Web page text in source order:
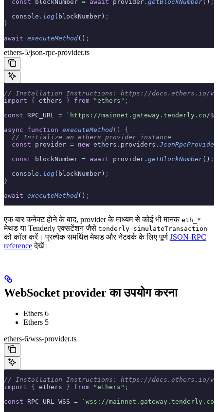
  const
blockNumber = await provider . getBlockNumber() ;
  console
. log(blockNumber) ;
}
await executeMethod() ;
ethers-5/json-rpc-provider.ts
// Installation Instructions: https://docs.ethers.io/
import { ethers } from "ethers" ;
const RPC_URL = `https://mainnet.gateway.tenderly.co/${
async function executeMethod()
{
  // Initialize an ethers provider instance
  const
provider = new ethers . providers . JsonRpcProvider
  const
blockNumber = await provider . getBlockNumber() ;
  console
. log(blockNumber) ;
}
await executeMethod() ;
एक बार कनेक्ट होने के बाद, provider के माध्यम से कोई भी मानक eth_*
मेथड या Tenderly एक्सटेंशन जैसे tenderly_simulateTransaction
को कॉल करें। प्रत्येक समर्थित मेथड और नेटवर्क के लिए पूर्ण JSON-RPC
referenceदेखें।
WebSocket provider का उपयोग करना
Ethers 6
Ethers 5
ethers-6/wss-provider.ts
// Installation Instructions: https://docs.ethers.io/
import { ethers } from "ethers" ;
const RPC_URL_WSS = `wss://mainnet.gateway.tenderly.co/